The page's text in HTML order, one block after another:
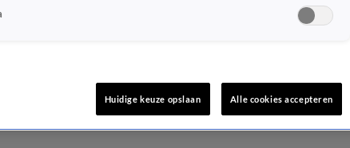
Huidige keuze opslaan Alle cookies accepteren